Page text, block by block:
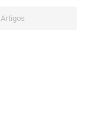
Artigos